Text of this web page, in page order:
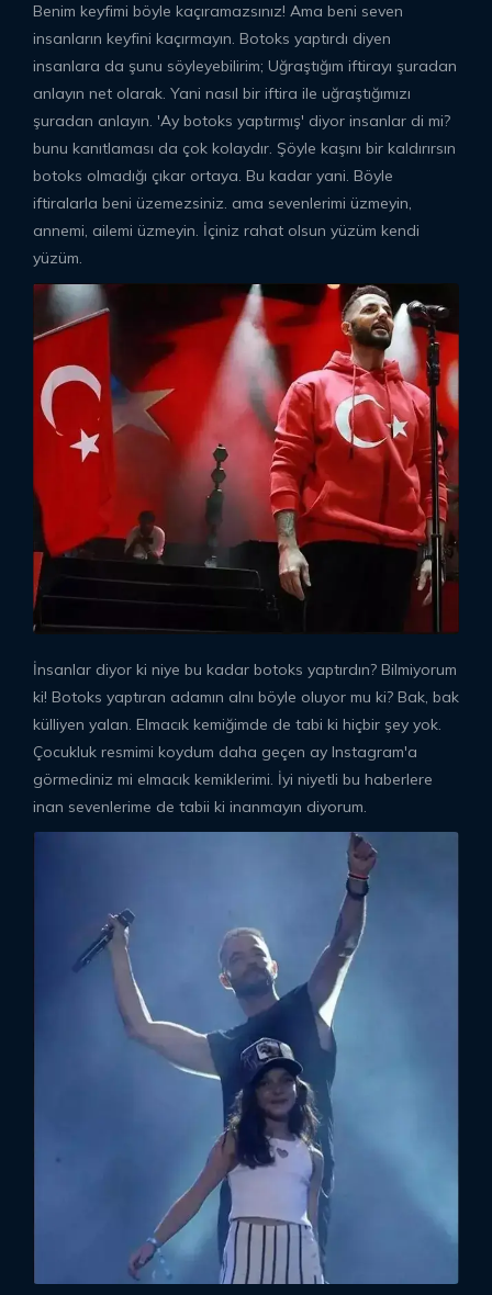
Benim keyfimi böyle kaçıramazsınız! Ama beni seven
insanların keyfini kaçırmayın. Botoks yaptırdı diyen
insanlara da şunu söyleyebilirim; Uğraştığım iftirayı şuradan
anlayın net olarak. Yani nasıl bir iftira ile uğraştığımızı
şuradan anlayın. 'Ay botoks yaptırmış' diyor insanlar di mi?
bunu kanıtlaması da çok kolaydır. Şöyle kaşını bir kaldırırsın
botoks olmadığı çıkar ortaya. Bu kadar yani. Böyle
iftiralarla beni üzemezsiniz. ama sevenlerimi üzmeyin,
annemi, ailemi üzmeyin. İçiniz rahat olsun yüzüm kendi
yüzüm.
İnsanlar diyor ki niye bu kadar botoks yaptırdın? Bilmiyorum
ki! Botoks yaptıran adamın alnı böyle oluyor mu ki? Bak, bak
külliyen yalan. Elmacık kemiğimde de tabi ki hiçbir şey yok.
Çocukluk resmimi koydum daha geçen ay Instagram'a
görmediniz mi elmacık kemiklerimi. İyi niyetli bu haberlere
inan sevenlerime de tabii ki inanmayın diyorum.